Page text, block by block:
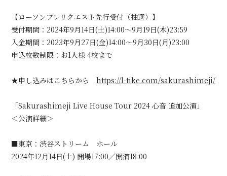
会員登録 ログイン
【ローソンプレリクエスト先行受付（抽選）】
受付期間：2024年9月14日(土)14:00～9月19日(木)23:59
入金期間：2023年9月27日(金)14:00～9月30日(月)23:00
申込枚数制限：お1人様 4枚まで
★申し込みはこちらからhttps://l-tike.com/sakurashimeji/
「Sakurashimeji Live House Tour 2024 心音 追加公演」
＜公演詳細＞
■東京：渋谷ストリーム ホール
2024年12月14日(土) 開場17:00／開演18:00